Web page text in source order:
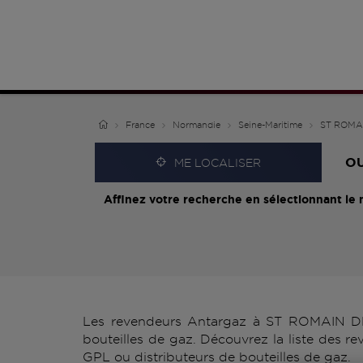
France Normandie Seine-Maritime ST
ME LOCALISER
Affinez votre recherche en sélectionnant le
Les revendeurs Antargaz à ST ROMAIN
bouteilles de gaz. Découvrez la liste des
GPL ou distributeurs de bouteilles de gaz.